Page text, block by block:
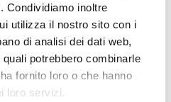
Condividiamo inoltre
utilizza il nostro sito con i
di analisi dei dati web,
potrebbero combinarle
fornito loro o che hanno
loro servizi.
| Cappella Guinigi